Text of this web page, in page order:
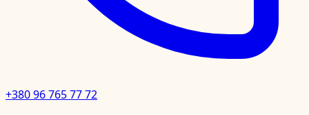
+380 96 765 77 72